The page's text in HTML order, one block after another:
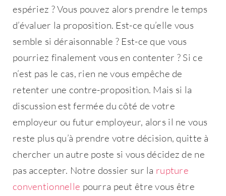
espériez ? Vous pouvez alors prendre le temps
d’évaluer la proposition. Est-ce qu’elle vous
semble si déraisonnable ? Est-ce que vous
pourriez finalement vous en contenter ? Si ce
n’est pas le cas, rien ne vous empêche de
retenter une contre-proposition. Mais si la
discussion est fermée du côté de votre
employeur ou futur employeur, alors il ne vous
reste plus qu’à prendre votre décision, quitte à
chercher un autre poste si vous décidez de ne
pas accepter. Notre dossier sur la rupture
conventionnelle pourra peut être vous être